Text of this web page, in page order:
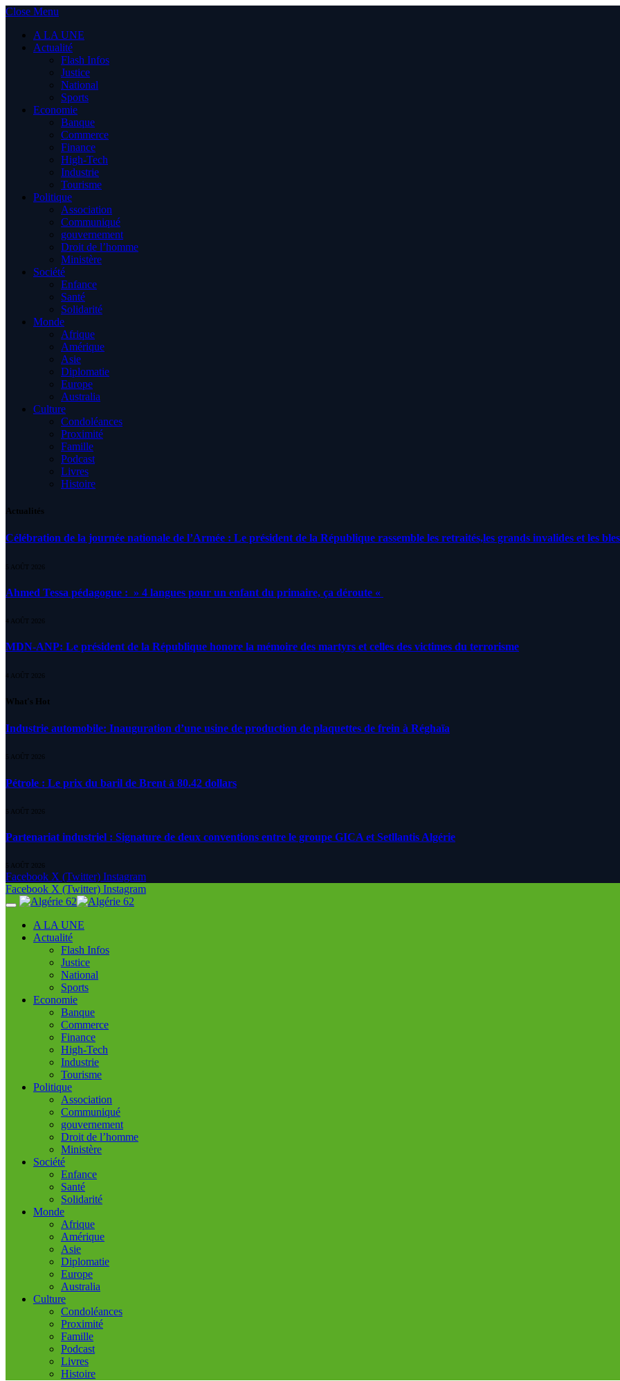
Close Menu
A LA UNE
Actualité
Flash Infos
Justice
National
Sports
Economie
Banque
Commerce
Finance
High-Tech
Industrie
Tourisme
Politique
Association
Communiqué
gouvernement
Droit de l’homme
Ministère
Société
Enfance
Santé
Solidarité
Monde
Afrique
Amérique
Asie
Diplomatie
Europe
Australia
Culture
Condoléances
Proximité
Famille
Podcast
Livres
Histoire
Actualités
Célébration de la journée nationale de l’Armée : Le président de la République rassemble les retraités,les grands invalides et les
5 AOÛT 2026
Ahmed Tessa pédagogue : » 4 langues pour un enfant du primaire, ça déroute «
4 AOÛT 2026
MDN-ANP: Le président de la République honore la mémoire des martyrs et celles des victimes du terrorisme
4 AOÛT 2026
What's Hot
Industrie automobile: Inauguration d’une usine de production de plaquettes de frein à Réghaïa
5 AOÛT 2026
Pétrole : Le prix du baril de Brent à 80.42 dollars
5 AOÛT 2026
Partenariat industriel : Signature de deux conventions entre le groupe GICA et Setllantis Algérie
5 AOÛT 2026
Facebook X (Twitter) Instagram
Facebook X (Twitter) Instagram
A LA UNE
Actualité
Flash Infos
Justice
National
Sports
Economie
Banque
Commerce
Finance
High-Tech
Industrie
Tourisme
Politique
Association
Communiqué
gouvernement
Droit de l’homme
Ministère
Société
Enfance
Santé
Solidarité
Monde
Afrique
Amérique
Asie
Diplomatie
Europe
Australia
Culture
Condoléances
Proximité
Famille
Podcast
Livres
Histoire